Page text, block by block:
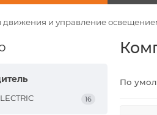
движения и управление
16
По